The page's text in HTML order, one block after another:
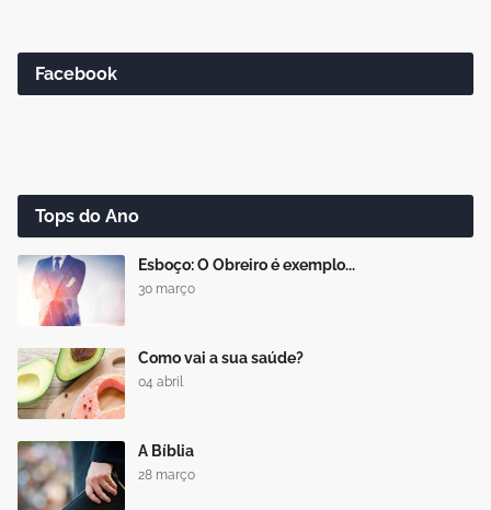
Facebook
Tops do Ano
Esboço: O Obreiro é exemplo...
30 março
Como vai a sua saúde?
04 abril
A Bíblia
28 março